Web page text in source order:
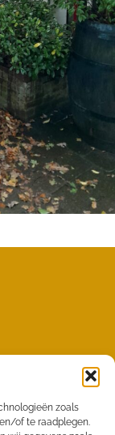
zoals
of te raadplegen.